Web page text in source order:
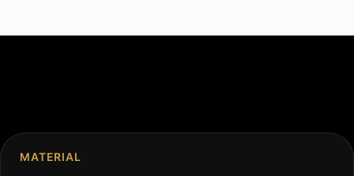
MATERIAL